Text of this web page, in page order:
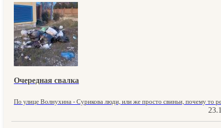
Очередная свалка
По улице Волнухина - Сурикова люди, или же просто свиньи, почему то